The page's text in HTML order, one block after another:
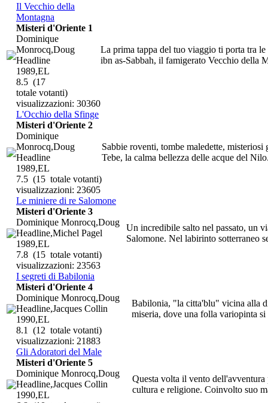
Il Vecchio della
Montagna
La prima tappa del tuo viaggio ti porta tra
ibn as-Sabbah, il famigerato Vecchio della
Misteri d'Oriente 1
Dominique
Monrocq,Doug
Headline
1989,EL
8.5 (17
totale votanti)
visualizzazioni: 30360
L'Occhio della Sfinge
Sabbie roventi, tombe maledette,
Tebe, la calma bellezza delle acque del
Misteri d'Oriente 2
Dominique
Monrocq,Doug
Headline
1989,EL
7.5 (15 totale votanti)
visualizzazioni: 23605
Le miniere di re Salomone
Un incredibile salto nel passato, un
Salomone. Nel labirinto sotterraneo
Misteri d'Oriente 3
Dominique Monrocq,Doug
Headline,Michel Pagel
1989,EL
7.8 (15 totale votanti)
visualizzazioni: 23563
I segreti di Babilonia
Babilonia, "la citta'blu" vicina alla
miseria, dove una folla variopinta si
Misteri d'Oriente 4
Dominique Monrocq,Doug
Headline,Jacques Collin
1990,EL
8.1
(12 totale votanti)
visualizzazioni: 21883
Gli Adoratori del Male
Questa volta il vento
cultura e religione. Coinvolto suo
Misteri d'Oriente 5
Dominique Monrocq,Doug
Headline,Jacques Collin
1990,EL